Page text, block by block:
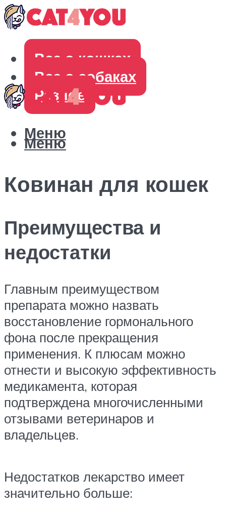
Все о кошках
Все о собаках
Разное
Меню
Меню
Ковинан для кошек
Преимущества и
недостатки
Главным преимуществом
препарата можно назвать
восстановление гормонального
фона после прекращения
применения. К плюсам можно
отнести и высокую эффективность
медикамента, которая
подтверждена многочисленными
отзывами ветеринаров и
владельцев.
Недостатков лекарство имеет
значительно больше: